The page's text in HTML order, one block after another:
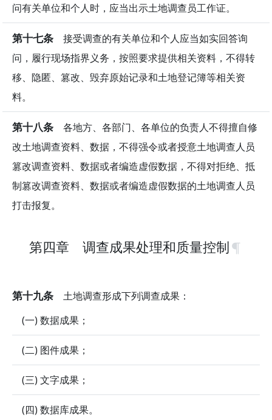
问有关单位和个人时，应当出示土地调查员工作证。
第十七条 接受调查的有关单位和个人应当如实回答询
问，履行现场指界义务，按照要求提供相关资料，不得转
移、隐匿、篡改、毁弃原始记录和土地登记簿等相关资
料。
第十八条 各地方、各部门、各单位的负责人不得擅自修
改土地调查资料、数据，不得强令或者授意土地调查人员
篡改调查资料、数据或者编造虚假数据，不得对拒绝、抵
制篡改调查资料、数据或者编造虚假数据的土地调查人员
打击报复。
第四章 调查成果处理和质量控制
第十九条 土地调查形成下列调查成果：
(一) 数据成果；
(二) 图件成果；
(三) 文字成果；
(四) 数据库成果。